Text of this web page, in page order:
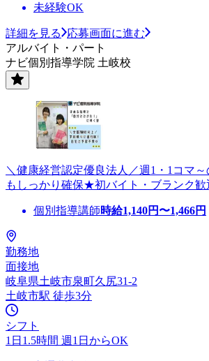
未経験OK
詳細を見る
応募画面に進む
アルバイト・パート
ナビ個別指導学院 土岐校
＼健康経営認定優良法人／週1・1コマ
もしっかり確保★初バイト・ブランク歓
個別指導講師時給1,140円〜1,466円
勤務地
面接地
岐阜県土岐市泉町久尻31-2
土岐市駅 徒歩3分
シフト
1日1.5時間 週1日からOK